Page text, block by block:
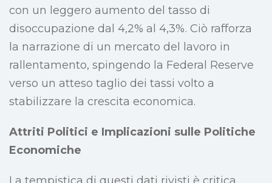
con un leggero aumento del tasso di
disoccupazione dal 4,2% al 4,3%. Ciò rafforza
la narrazione di un mercato del lavoro in
rallentamento, spingendo la Federal Reserve
verso un atteso taglio dei tassi volto a
stabilizzare la crescita economica.
Attriti Politici e Implicazioni sulle Politiche
Economiche